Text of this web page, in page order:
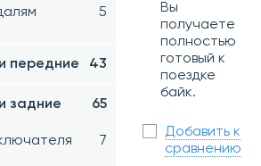
5
передние 43
задние 65
7
Вы
получаете
полностью
готовый к
поездке
байк.
Добавить к
сравнению